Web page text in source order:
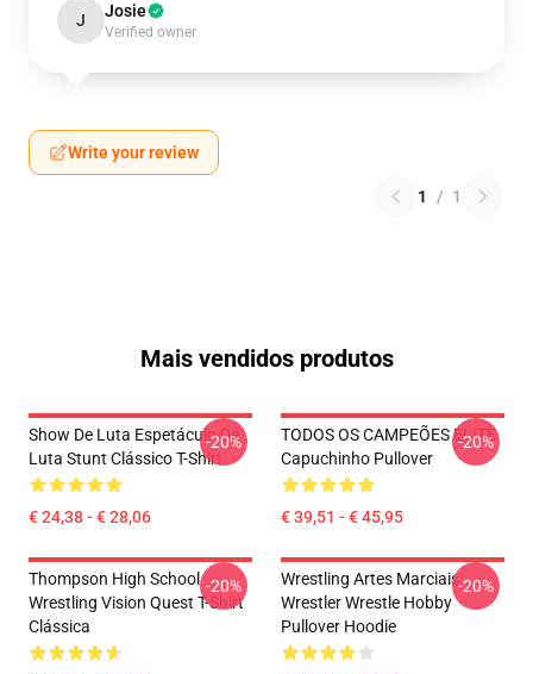
J Josie
Verified owner
Write your review
1 / 1
Mais vendidos produtos
Show De Luta Espetáculo De
Luta Stunt Clássico T-Shirt
€ 24,38 - € 28,06
-20%
TODOS OS CAMPEÕES ELITE
Capuchinho Pullover
€ 39,51 - € 45,95
-20%
Thompson High School
Wrestling Vision Quest T-Shirt
Clássica
-20%
Wrestling Artes Marciais
Wrestler Wrestle Hobby
Pullover Hoodie
-20%